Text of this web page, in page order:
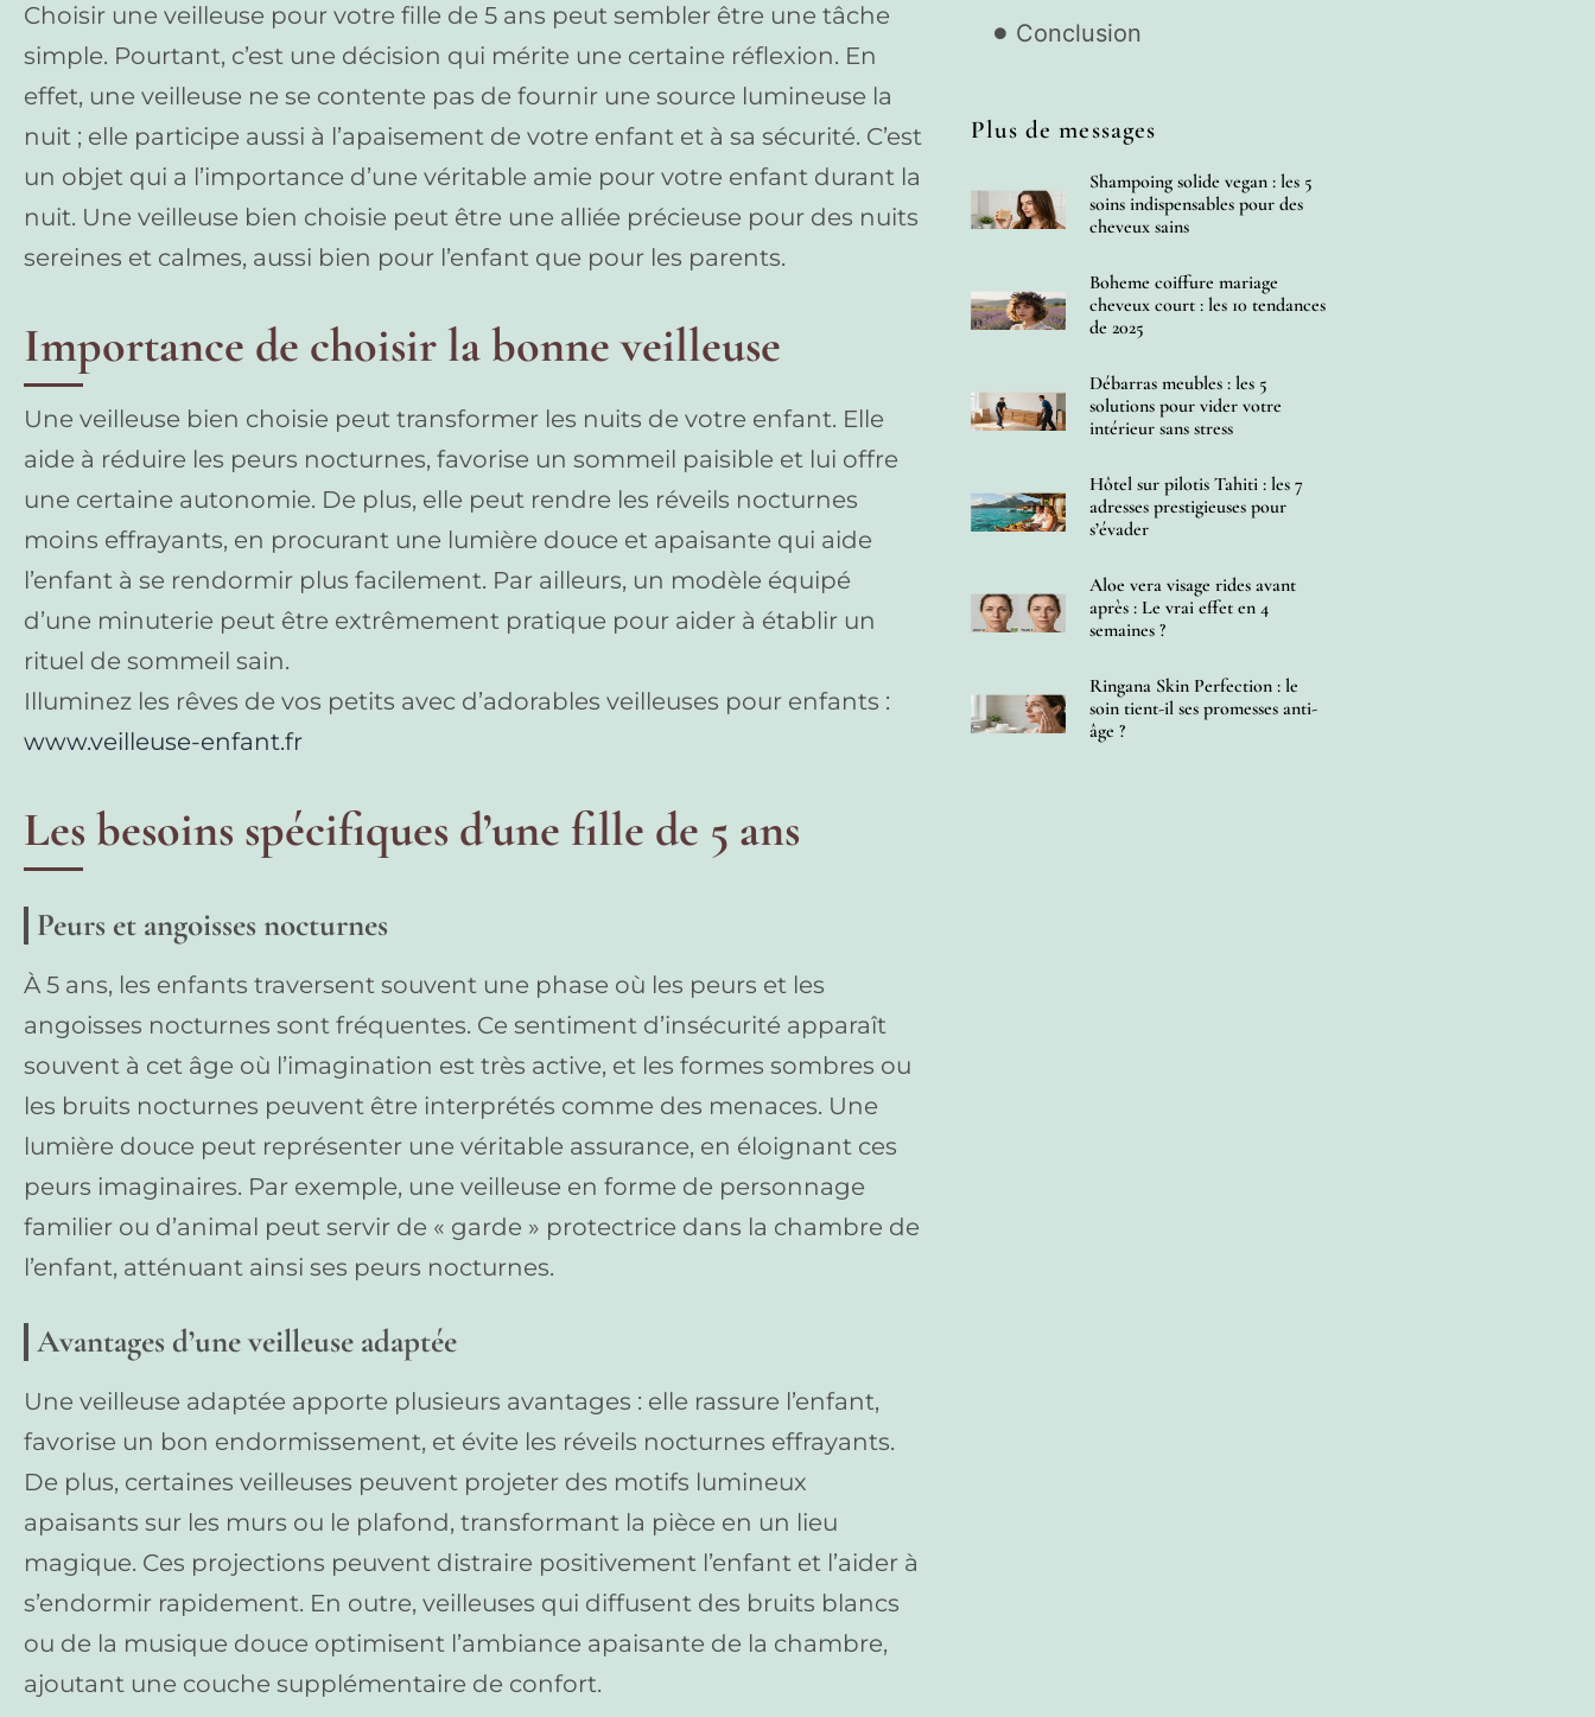
Choisir une veilleuse pour votre fille de 5 ans peut sembler être une tâche
simple. Pourtant, c’est une décision qui mérite une certaine réflexion. En
effet, une veilleuse ne se contente pas de fournir une source lumineuse la
nuit ; elle participe aussi à l’apaisement de votre enfant et à sa sécurité. C’est
un objet qui a l’importance d’une véritable amie pour votre enfant durant la
nuit. Une veilleuse bien choisie peut être une alliée précieuse pour des nuits
sereines et calmes, aussi bien pour l’enfant que pour les parents.
Importance de choisir la bonne veilleuse
Une veilleuse bien choisie peut transformer les nuits de votre enfant. Elle
aide à réduire les peurs nocturnes, favorise un sommeil paisible et lui offre
une certaine autonomie. De plus, elle peut rendre les réveils nocturnes
moins effrayants, en procurant une lumière douce et apaisante qui aide
l’enfant à se rendormir plus facilement. Par ailleurs, un modèle équipé
d’une minuterie peut être extrêmement pratique pour aider à établir un
rituel de sommeil sain.
Illuminez les rêves de vos petits avec d’adorables veilleuses pour enfants :
www.veilleuse-enfant.fr
Les besoins spécifiques d’une fille de 5 ans
Peurs et angoisses nocturnes
À 5 ans, les enfants traversent souvent une phase où les peurs et les
angoisses nocturnes sont fréquentes. Ce sentiment d’insécurité apparaît
souvent à cet âge où l’imagination est très active, et les formes sombres ou
les bruits nocturnes peuvent être interprétés comme des menaces. Une
lumière douce peut représenter une véritable assurance, en éloignant ces
peurs imaginaires. Par exemple, une veilleuse en forme de personnage
familier ou d’animal peut servir de « garde » protectrice dans la chambre de
l’enfant, atténuant ainsi ses peurs nocturnes.
Avantages d’une veilleuse adaptée
Une veilleuse adaptée apporte plusieurs avantages : elle rassure l’enfant,
favorise un bon endormissement, et évite les réveils nocturnes effrayants.
De plus, certaines veilleuses peuvent projeter des motifs lumineux
apaisants sur les murs ou le plafond, transformant la pièce en un lieu
magique. Ces projections peuvent distraire positivement l’enfant et l’aider à
s’endormir rapidement. En outre, veilleuses qui diffusent des bruits blancs
ou de la musique douce optimisent l’ambiance apaisante de la chambre,
ajoutant une couche supplémentaire de confort.
Conclusion
Plus de messages
Shampoing solide vegan : les 5
soins indispensables pour des
cheveux sains
Boheme coiffure mariage
cheveux court : les 10 tendances
de 2025
Débarras meubles : les 5
solutions pour vider votre
intérieur sans stress
Hôtel sur pilotis Tahiti : les 7
adresses prestigieuses pour
s’évader
Aloe vera visage rides avant
après : Le vrai effet en 4
semaines ?
Ringana Skin Perfection : le
soin tient-il ses promesses anti-
âge ?